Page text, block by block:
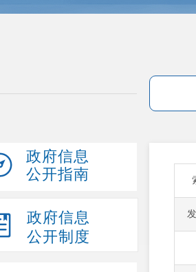
政府信息
公开指南
政府信息
公开制度